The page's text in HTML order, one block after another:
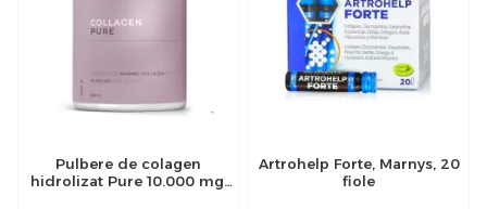
Pulbere de colagen
hidrolizat Pure 10.000 mg,
Artrohelp Forte, Marnys, 20
fiole